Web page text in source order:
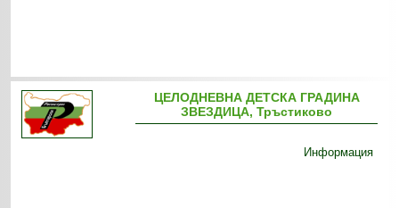
ЦЕЛОДНЕВНА ДЕТСКА ГРАДИНА
ЗВЕЗДИЦА, Тръстиково
Информация